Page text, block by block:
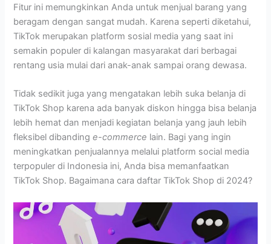
Fitur ini memungkinkan Anda untuk menjual barang yang
beragam dengan sangat mudah. Karena seperti diketahui,
TikTok merupakan platform sosial media yang saat ini
semakin populer di kalangan masyarakat dari berbagai
rentang usia mulai dari anak-anak sampai orang dewasa.
Tidak sedikit juga yang mengatakan lebih suka belanja di
TikTok Shop karena ada banyak diskon hingga bisa belanja
lebih hemat dan menjadi kegiatan belanja yang jauh lebih
fleksibel dibandinge-commerce lain. Bagi yang ingin
meningkatkan penjualannya melalui platform social media
terpopuler di Indonesia ini, Anda bisa memanfaatkan
TikTok Shop. Bagaimana cara daftar TikTok Shop di 2024?